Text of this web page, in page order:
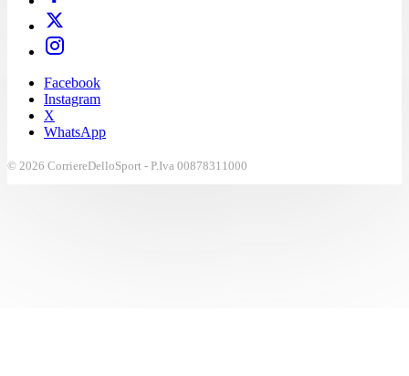
Facebook
Instagram
X
WhatsApp
© 2026 CorriereDelloSport - P.Iva 00878311000